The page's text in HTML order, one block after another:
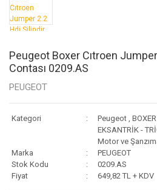
Peugeot Boxer Cıtroen
Contası 0209.AS
PEUGEOT
Kategori Peugeot BOXER
EKSANTRİK -
Motor ve
Marka
PEUGEOT
Stok Kodu
0209.AS
Fiyat
649,82 TL + KDV